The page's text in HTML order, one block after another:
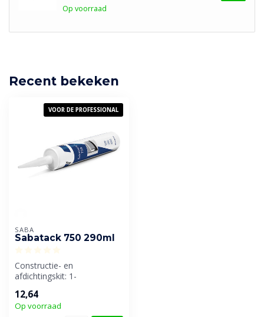
Op voorraad
Recent bekeken
VOOR DE PROFESSIONAL
SABA
Sabatack 750 290ml
Constructie- en
afdichtingskit: 1-
(lucht)vocht-uitharden...
12,64
Op voorraad